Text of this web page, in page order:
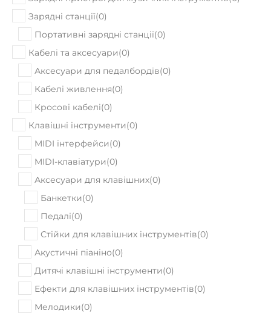
Зарядні станції(0)
Портативні зарядні станції(0)
Кабелі та аксесуари(0)
Аксесуари для педалбордів(0)
Кабелі живлення(0)
Кросові кабелі(0)
Клавішні інструменти(0)
MIDI інтерфейси(0)
MIDI-клавіатури(0)
Аксесуари для клавішних(0)
Банкетки(0)
Педалі(0)
Стійки для клавішних інструментів(0)
Акустичні піаніно(0)
Дитячі клавішні інструменти(0)
Ефекти для клавішних інструментів(0)
Мелодики(0)